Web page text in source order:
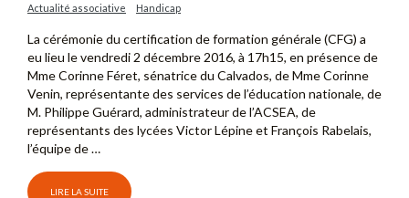
Actualité associative Handicap
La cérémonie du certification de formation générale (CFG) a
eu lieu le vendredi 2 décembre 2016, à 17h15, en présence de
Mme Corinne Féret, sénatrice du Calvados, de Mme Corinne
Venin, représentante des services de l’éducation nationale, de
M. Philippe Guérard, administrateur de l’ACSEA, de
représentants des lycées Victor Lépine et François Rabelais,
l’équipe de …
LIRE LA SUITE